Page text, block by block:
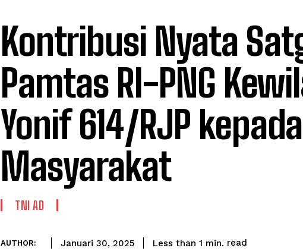
Kontribusi Nyata
Pamtas RI-PNG
Yonif 614/RJP kepada
Masyarakat
TNI AD
AUTHOR: Januari 30, 2025 Less than 1 min. read